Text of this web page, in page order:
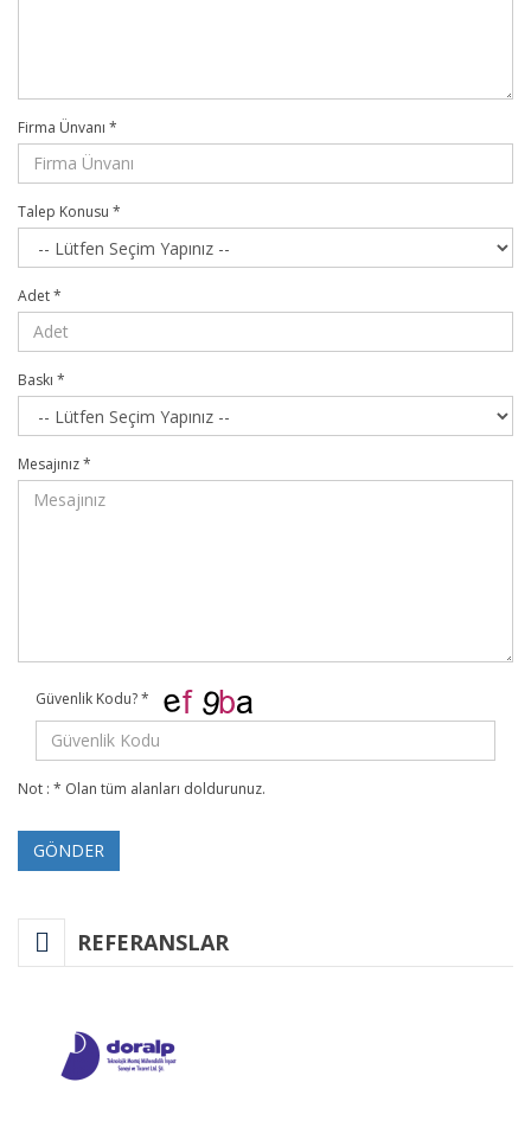
Firma Ünvanı *
Talep Konusu *
Adet*
Baskı *
Mesajınız*
Güvenlik Kodu?*
Not : * Olan tüm alanları doldurunuz.
GÖNDER
REFERANSLAR